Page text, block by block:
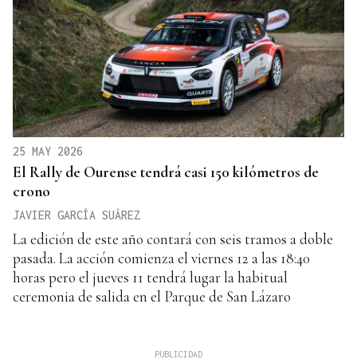
25 MAY 2026
El Rally de Ourense tendrá casi 150 kilómetros de
crono
JAVIER GARCÍA SUÁREZ
La edición de este año contará con seis tramos a doble
pasada. La acción comienza el viernes 12 a las 18:40
horas pero el jueves 11 tendrá lugar la habitual
ceremonia de salida en el Parque de San Lázaro